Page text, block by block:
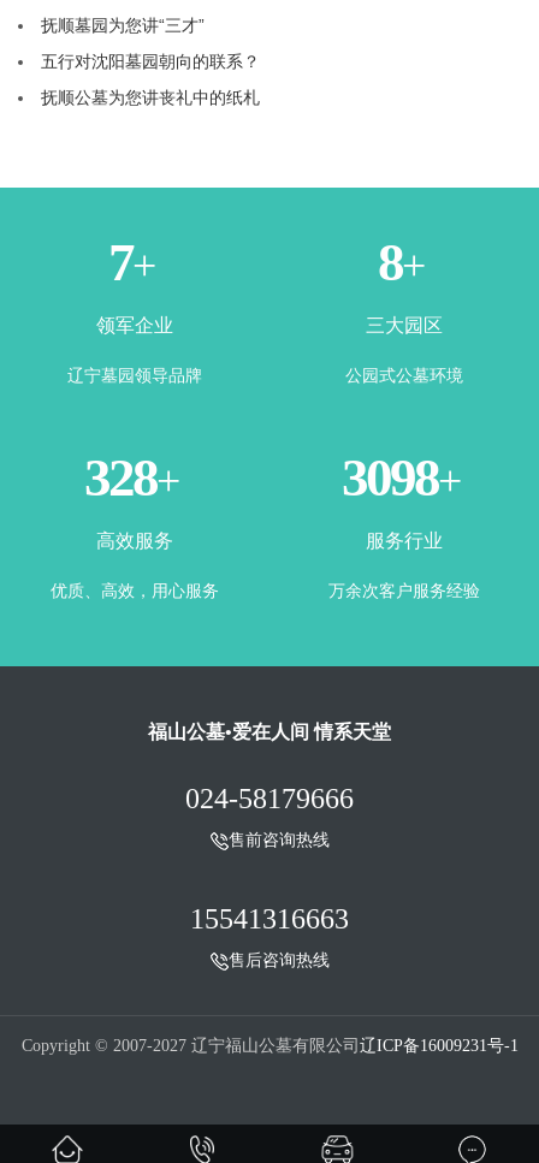
抚顺墓园为您讲“三才”
五行对沈阳墓园朝向的联系？
抚顺公墓为您讲丧礼中的纸札
1+
领军企业
辽宁墓园领导品牌
3+
三大园区
公园式公墓环境
365+
高效服务
优质、高效，用心服务
3500+
服务行业
万余次客户服务经验
福山公墓•爱在人间 情系天堂
024-58179666
售前咨询热线
15541316663
售后咨询热线
Copyright © 2007-2027 辽宁福山公墓有限公司 辽ICP备16009231号-1